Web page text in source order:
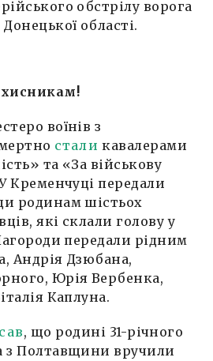
обстрілу ворога
області.
воїнів з
стали кавалерами
та «За військову
Кременчуці передали
родинам шістьох
які склали голову у
передали рідним
Андрія Дзюбана,
Юрія Вербенка,
Каплуна.
, що родині 31-річного
з Полтавщини вручили